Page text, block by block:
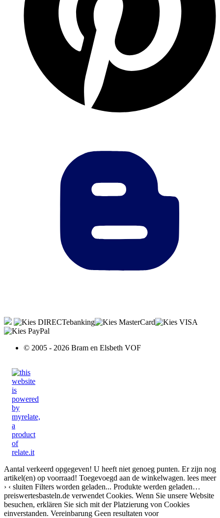
© 2005 - 2026 Bram en Elsbeth VOF
Aantal verkeerd opgegeven! U heeft niet genoeg punten. Er zijn nog
artikel(en) op voorraad! Toegevoegd aan de winkelwagen. lees meer
› ‹ sluiten Filters worden geladen... Produkte werden geladen…
preiswertesbasteln.de verwendet Cookies. Wenn Sie unsere Website
besuchen, erklären Sie sich mit der Platzierung von Cookies
einverstanden. Vereinbarung Geen resultaten voor